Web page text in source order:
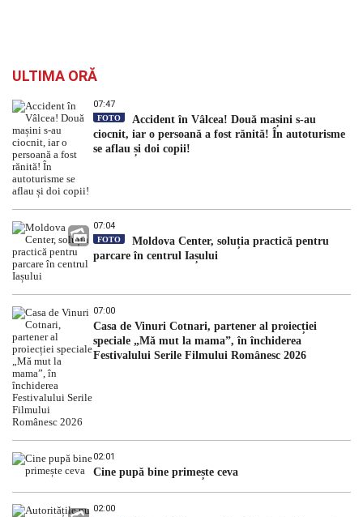
ULTIMA ORĂ
07:47
FOTO
Accident în Vâlcea! Două mașini s-au
ciocnit, iar o persoană a fost rănită! În autoturisme
se aflau și doi copii!
07:04
FOTO
Moldova Center, soluția practică pentru
parcare în centrul Iașului
07:00
Casa de Vinuri Cotnari, partener al proiecției
speciale „Mă mut la mama”, în închiderea
Festivalului Serile Filmului Românesc 2026
02:01
Cine pupă bine primește ceva
02:00